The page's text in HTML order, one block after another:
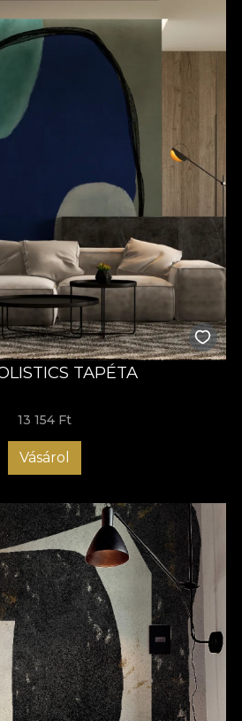
TAPÉTA
13 154 Ft
Vásárol